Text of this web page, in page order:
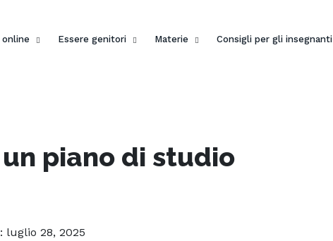
online Essere genitori Materie Consigli per gli insegnanti
piano di studio
luglio 28, 2025